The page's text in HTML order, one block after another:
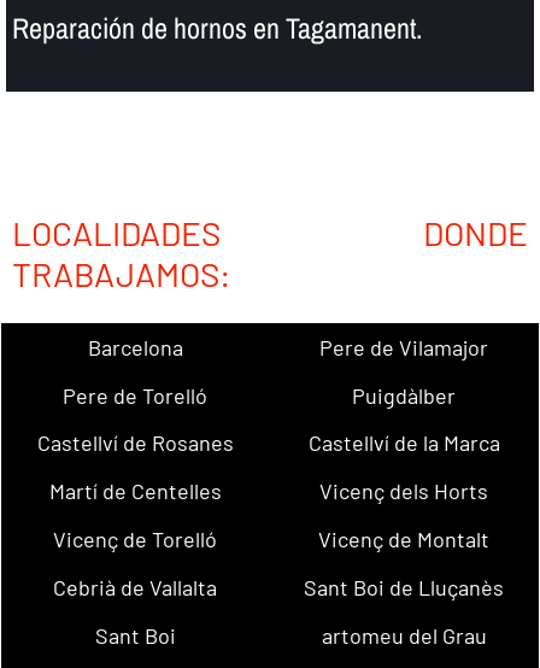
Reparación de hornos en Tagamanent.
LOCALIDADES DONDE
TRABAJAMOS:
Barcelona
Pere de Vilamajor
Pere de Torelló
Puigdàlber
Castellví de Rosanes
Castellví de la Marca
Martí de Centelles
Vicenç dels Horts
Vicenç de Torelló
Vicenç de Montalt
Cebrià de Vallalta
Sant Boi de Lluçanès
Sant Boi
artomeu del Grau